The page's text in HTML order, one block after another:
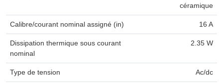
céramique
Calibre/courant nominal assigné (in) 16 A
Dissipation thermique sous courant
nominal
2.35 W
Type de tension Ac/dc